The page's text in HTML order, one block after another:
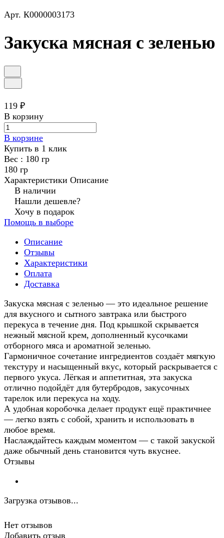
Арт. К0000003173
Закуска мясная с зеленью
119 ₽
В корзину
В корзине
Купить в 1 клик
Вес : 180 гр
180 гр
Характеристики Описание
В наличии
Нашли дешевле?
Хочу в подарок
Помощь в выборе
Описание
Отзывы
Характеристики
Оплата
Доставка
Закуска мясная с зеленью — это идеальное решение
для вкусного и сытного завтрака или быстрого
перекуса в течение дня. Под крышкой скрывается
нежный мясной крем, дополненный кусочками
отборного мяса и ароматной зеленью.
Гармоничное сочетание ингредиентов создаёт мягкую
текстуру и насыщенный вкус, который раскрывается с
первого укуса. Лёгкая и аппетитная, эта закуска
отлично подойдёт для бутербродов, закусочных
тарелок или перекуса на ходу.
А удобная коробочка делает продукт ещё практичнее
— легко взять с собой, хранить и использовать в
любое время.
Наслаждайтесь каждым моментом — с такой закуской
даже обычный день становится чуть вкуснее.
Отзывы
Загрузка отзывов...
Нет отзывов
Добавить отзыв